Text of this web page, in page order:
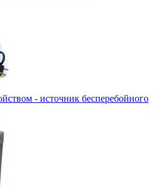
- источник бесперебойного